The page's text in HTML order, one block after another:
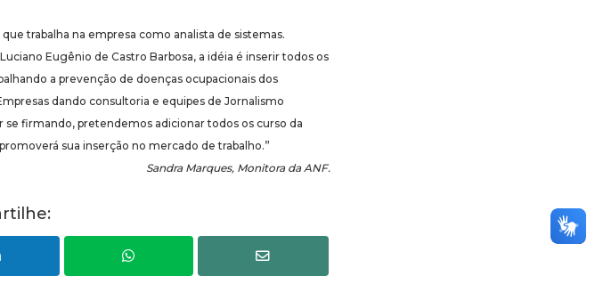
trabalha na empresa como analista de sistemas.
Eugênio de Castro Barbosa, a idéia é inserir todos os
a prevenção de doenças ocupacionais dos
dando consultoria e equipes de Jornalismo
se firmando, pretendemos adicionar todos os curso da
sua inserção no mercado de trabalho.”
Sandra Marques, Monitora da ANF.